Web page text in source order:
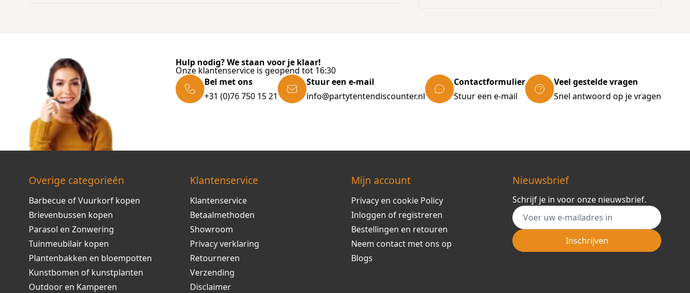
Hulp nodig? We staan voor je klaar!
Onze klantenservice is geopend tot 16:30
Bel met ons
+31 (0)76 750 15 21
Stuur een e-mail
info@partytentendiscounter.nl
Contactformulier
Stuur een e-mail
Veel gestelde vragen
Snel antwoord op je vragen
Overige categorieén
Barbecue of Vuurkorf kopen
Brievenbussen kopen
Parasol en Zonwering
Tuinmeubilair kopen
Plantenbakken en bloempotten
Kunstbomen of kunstplanten
Outdoor en Kamperen
Klantenservice
Klantenservice
Betaalmethoden
Showroom
Privacy verklaring
Retourneren
Verzending
Disclaimer
Mijn account
Privacy en cookie Policy
Inloggen of registreren
Bestellingen en retouren
Neem contact met ons op
Blogs
Nieuwsbrief
Schrijf je in voor onze nieuwsbrief.
E-mail adres
Inschrijven